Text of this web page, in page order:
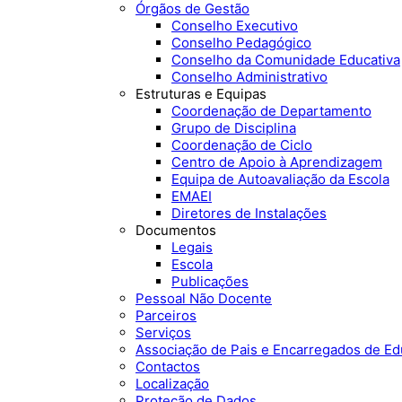
Órgãos de Gestão
Conselho Executivo
Conselho Pedagógico
Conselho da Comunidade Educativa
Conselho Administrativo
Estruturas e Equipas
Coordenação de Departamento
Grupo de Disciplina
Coordenação de Ciclo
Centro de Apoio à Aprendizagem
Equipa de Autoavaliação da Escola
EMAEI
Diretores de Instalações
Documentos
Legais
Escola
Publicações
Pessoal Não Docente
Parceiros
Serviços
Associação de Pais e Encarregados de
Contactos
Localização